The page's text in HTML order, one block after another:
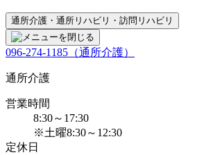
通所介護・通所リハビリ・訪問リハビリ
096-274-1185（通所介護）
通所介護
営業時間
8:30～17:30
※土曜8:30～12:30
定休日